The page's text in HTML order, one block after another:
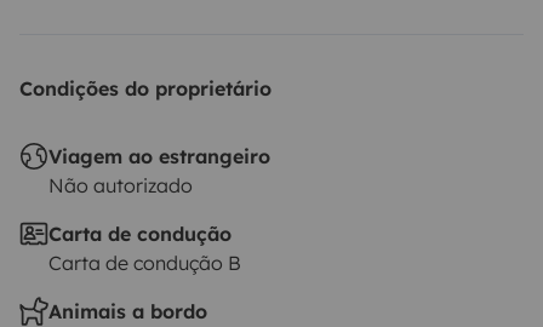
Condições do proprietário
Viagem ao estrangeiro
Não autorizado
Carta de condução
Carta de condução B
Animais a bordo